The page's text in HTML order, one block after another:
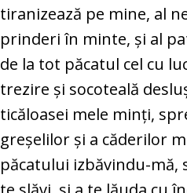
tiranizează pe mine, al
prinderi în minte, şi al
de la tot păcatul cel cu
trezire şi socoteală
ticăloasei mele minţi,
greşelilor şi a căderilor
păcatului izbăvindu-mă,